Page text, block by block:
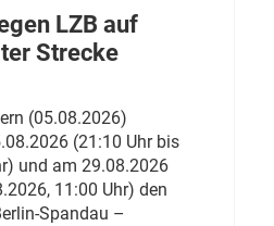
LZB auf
Strecke
(05.08.2026)
(21:10 Uhr bis
und am 29.08.2026
11:00 Uhr) den
Spandau –